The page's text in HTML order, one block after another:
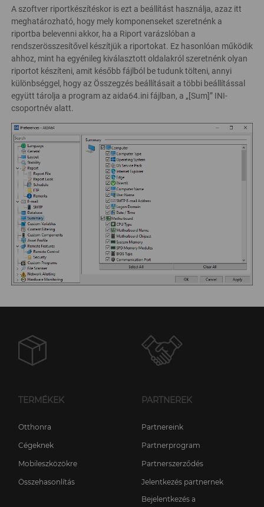
A szoftver riportkészítéskor is ezt a beállítást használja, azaz itt
meghatározható, hogy mely komponenseket szeretnénk a
riportba belevenni akkor, ha a Riport varázslóban a
rendszerösszesítővel készítjük a riportokat. Ez hasonlóan működik
ahhoz, mint ha egyénileg kiválasztott oldalakról szeretnénk olyan
riportot készíteni, amit később fájlból be tudunk tölteni, annyi
különbséggel, hogy az Összegzés beállításait a többi beállítással
együtt tárolja a program az aida64.ini fájlban, a „[Sum]” INI-
csoportnév alatt.
TERMÉKEK
Otthonra
Cégeknek
Mobileszközökre
Összehasonlítás
PARTNEREK
Partnereink
Partnerprogram
Partnerszerződés
Jelentkezés partnernek
Bejelentkezés a